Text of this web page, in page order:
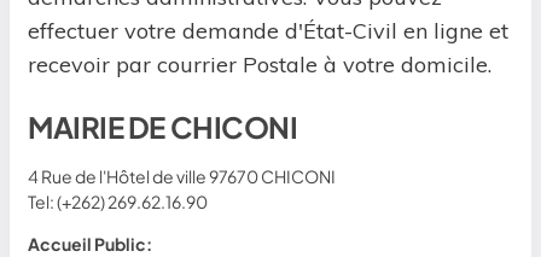
effectuer votre demande d'État-Civil en ligne et
recevoir par courrier Postale à votre domicile.
MAIRIE DE CHICONI
4 Rue de l'Hôtel de ville 97670 CHICONI
Tel: (+262) 269.62.16.90
Accueil Public: